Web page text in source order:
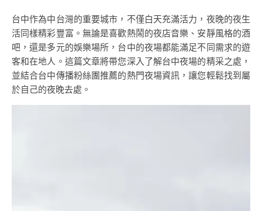
台中作為中台灣的重要城市，不僅白天充滿活力，夜晚的夜生
活同樣精彩豐富。無論是喜歡熱鬧的夜店音樂、安靜風格的酒
吧，還是多元的娛樂場所，台中的夜場都能滿足不同需求的遊
客和在地人。這篇文章將帶您深入了解台中夜場的精采之處，
並結合台中傳播粉絲團推薦的熱門夜場資訊，讓您輕鬆找到屬
於自己的夜晚去處。